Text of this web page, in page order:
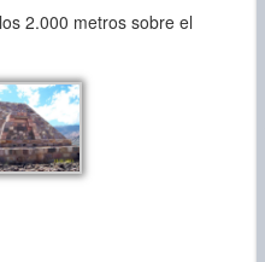
2.000 metros sobre el